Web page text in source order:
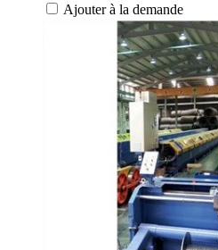
Ajouter à la demande